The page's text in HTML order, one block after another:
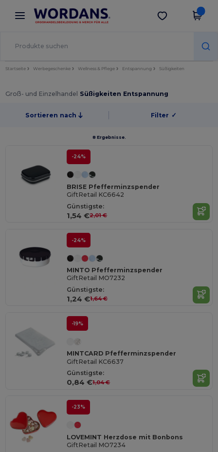
× Wordans App
Bessere Preise in der App!
App holen
Startseite Werbegeschenke Wellness & Pflege Entspannung Süßigkeiten
Groß- und Einzelhandel Süßigkeiten Entspannung
Sortieren nach Filter ✓
8 Ergebnisse.
-24%
BRISE Pfefferminzspender
GiftRetail KC6642
Günstigste:
1,54 €2,01 €
-24%
MINTO Pfefferminzspender
GiftRetail MO7232
Günstigste:
1,24 €1,64 €
-19%
MINTCARD Pfefferminzspender
GiftRetail KC6637
Günstigste:
0,84 €1,04 €
-23%
LOVEMINT Herzdose mit Bonbons
GiftRetail MO7234